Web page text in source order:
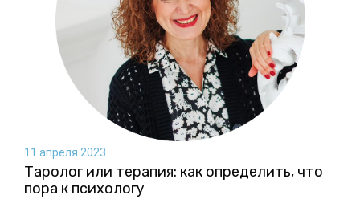
11 апреля 2023
Таролог или терапия: как определить, что
пора к психологу